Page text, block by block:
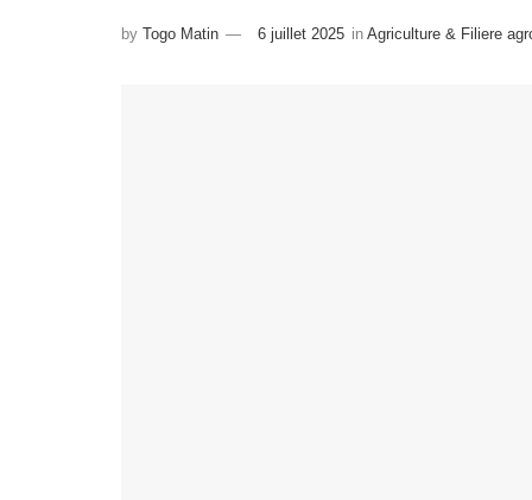
by Togo Matin 6 juillet 2025 in Agriculture & Filiere